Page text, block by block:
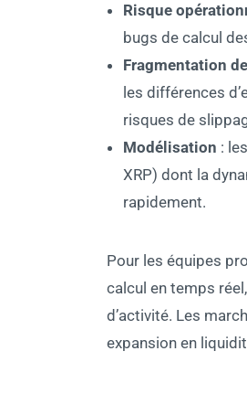
Risque
bugs de calcul
Fragmentation
les différences
risques de
Modélisation :
XRP) dont la
rapidement.
Pour les équipes
calcul en temps
d’activité. Les
expansion en